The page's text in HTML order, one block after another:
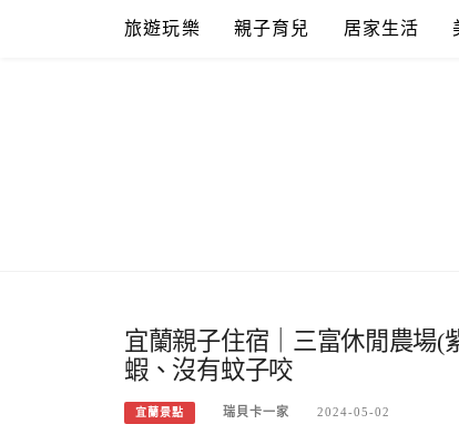
旅遊玩樂 親子育兒 居家生活
宜蘭親子住宿｜三富休閒農場(
蝦、沒有蚊子咬
宜蘭景點 瑞貝卡一家 2024-05-02